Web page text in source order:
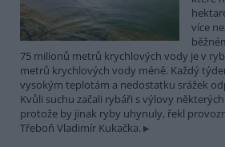
více
75 milionů metrů krychlových vody je v
metrů krychlových vody méně. Každý
vysokým teplotám a nedostatku srážek
Kvůli suchu začali rybáři s výlovy
protože by jinak ryby uhynuly, řekl
Třeboň Vladimír Kukačka.